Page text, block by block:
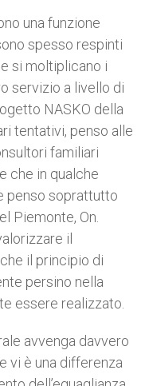
una funzione
spesso respinti
si moltiplicano i
servizio a livello di
NASKO della
tentativi, penso alle
familiari
che in qualche
penso soprattutto
Piemonte, On.
il
il principio di
persino nella
essere realizzato.
avvenga davvero
vi è una differenza